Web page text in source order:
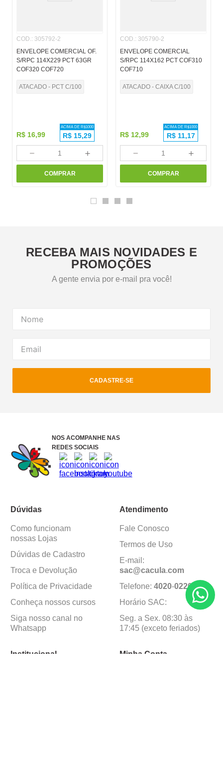
COD.: 305792-2
ENVELOPE COMERCIAL OF.
S/RPC 114X229 PCT 63GR
COF320 COF720
ATACADO - PCT C/100
R$ 16,99
ACIMA DE R$1000
R$ 15,29
＋
－
COMPRAR
COD.: 305790-2
ENVELOPE COMERCIAL
S/RPC 114X162 PCT COF310
COF710
ATACADO - CAIXA C/100
R$ 12,99
ACIMA DE R$1000
R$ 11,17
＋
－
COMPRAR
RECEBA MAIS NOVIDADES E
PROMOÇÕES
A gente envia por e-mail pra você!
CADASTRE-SE
NOS ACOMPANHE NAS
REDES SOCIAIS
Dúvidas
Como funcionam
nossas Lojas
Dúvidas de Cadastro
Troca e Devolução
Política de Privacidade
Conheça nossos cursos
Siga nosso canal no
Whatsapp
Atendimento
Fale Conosco
Termos de Uso
E-mail:
sac@cacula.com
Telefone: 4020-0220
Horário SAC:
Seg. a Sex. 08:30 às
17:45 (exceto feriados)
Institucional Minha Conta